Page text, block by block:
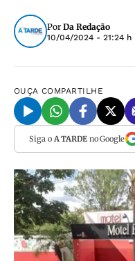
Por Da Redação
10/04/2024 - 21:24 h
OUÇA COMPARTILHE
Siga o A TARDEno Google